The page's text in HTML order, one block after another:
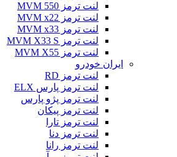
لنت ترمز MVM 550
لنت ترمز MVM x22
لنت ترمز MVM x33
لنت ترمز MVM X33 S
لنت ترمز MVM X55
ایران خودرو
لنت ترمز RD
لنت ترمز پارس ELX
لنت ترمز پژو پارس
لنت ترمز پیکان
لنت ترمز تارا
لنت ترمز دنا
لنت ترمز رانا